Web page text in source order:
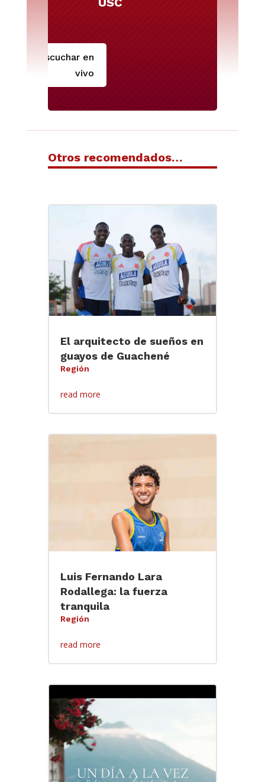
Escuchar en
vivo
Otros recomendados…
El arquitecto de sueños en
guayos de Guachené
Región
read more
Luis Fernando Lara
Rodallega: la fuerza
tranquila
Región
read more